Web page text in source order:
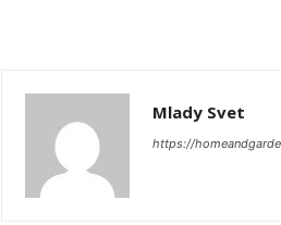
Mlady Svet
https://